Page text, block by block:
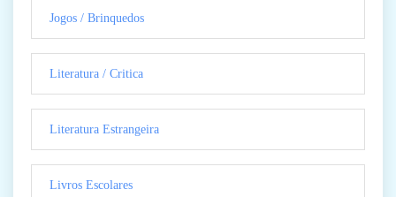
Jogos / Brinquedos
Literatura / Critica
Literatura Estrangeira
Livros Escolares